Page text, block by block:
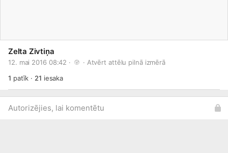
Zelta Zivtiņa
12. mai 2016 08:42 · · Atvērt attēlu pilnā izmērā
1 patīk · 21 iesaka
Autorizējies, lai komentētu